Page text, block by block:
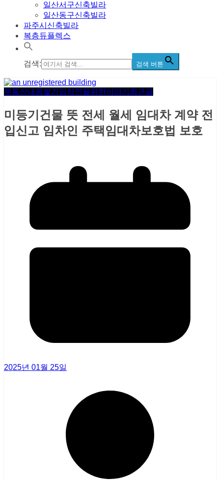
일산서구신축빌라
일산동구신축빌라
파주시신축빌라
복층듀플렉스
검색: 검색 버튼
부동산내공쌓기 임차인을위한이야기 최근글
미등기건물 뜻 전세 월세 임대차 계약 전
입신고 임차인 주택임대차보호법 보호
2025년 01월 25일